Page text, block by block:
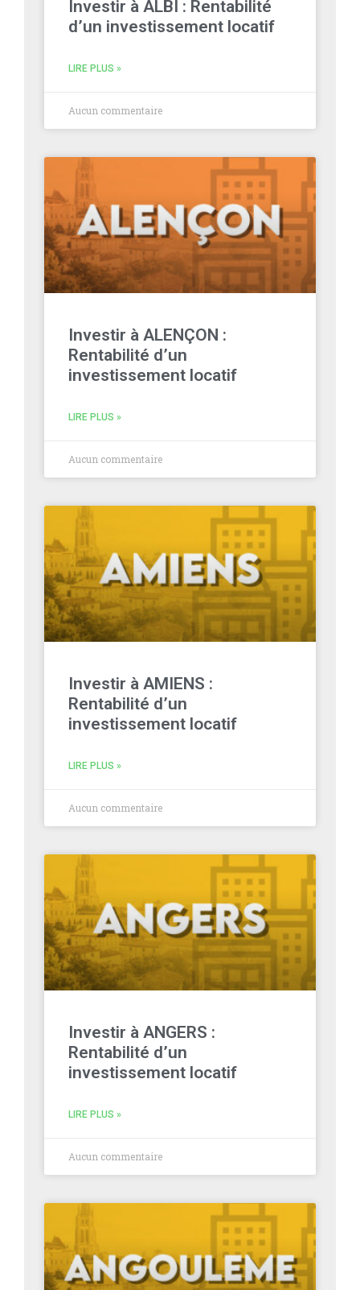
Investir à ALBI : Rentabilité
d’un investissement locatif
LIRE PLUS »
Aucun commentaire
Investir à ALENÇON :
Rentabilité d’un
investissement locatif
LIRE PLUS »
Aucun commentaire
Investir à AMIENS :
Rentabilité d’un
investissement locatif
LIRE PLUS »
Aucun commentaire
Investir à ANGERS :
Rentabilité d’un
investissement locatif
LIRE PLUS »
Aucun commentaire